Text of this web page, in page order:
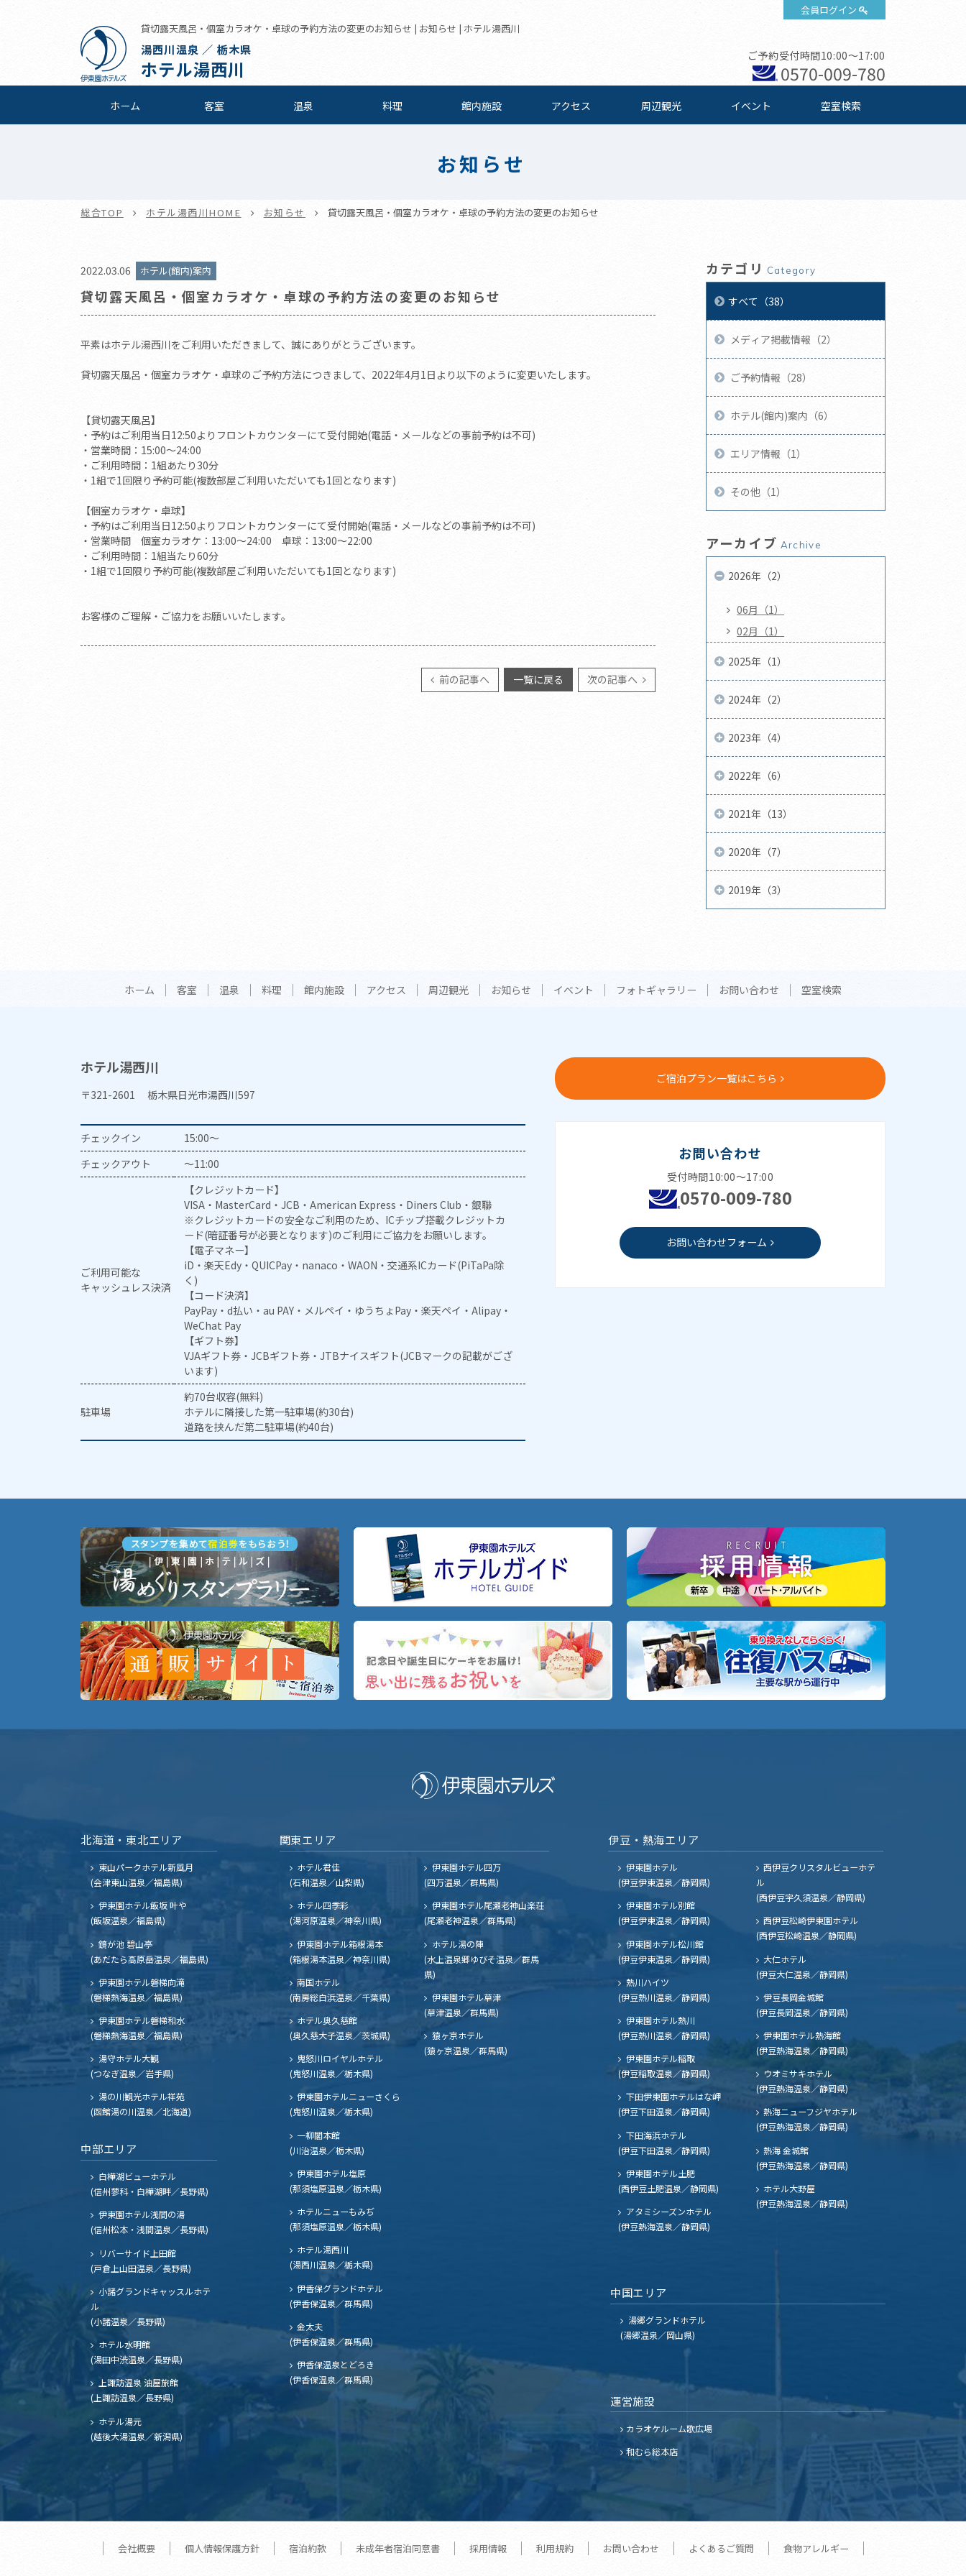
会員ログイン
貸切露天風呂・個室カラオケ・卓球の予約方法の変更のお知らせ | お知らせ | ホテル湯西川
湯西川温泉 ／ 栃木県
ホテル湯西川
ご予約受付時間10:00～17:00
0570-009-780
ホーム 客室 温泉 料理 館内施設 アクセス 周辺観光 イベント 空室検索
お知らせ
総合TOP ホテル湯西川HOME お知らせ 貸切露天風呂・個室カラオケ・卓球の予約方法の変更のお知らせ
2022.03.06 ホテル(館内)案内
貸切露天風呂・個室カラオケ・卓球の予約方法の変更のお知らせ
平素はホテル湯西川をご利用いただきまして、誠にありがとうございます。
貸切露天風呂・個室カラオケ・卓球のご予約方法につきまして、2022年4月1日より以下のように変更いたします。
【貸切露天風呂】
・予約はご利用当日12:50よりフロントカウンターにて受付開始(電話・メールなどの事前予約は不可)
・営業時間：15:00～24:00
・ご利用時間：1組あたり30分
・1組で1回限り予約可能(複数部屋ご利用いただいても1回となります)
【個室カラオケ・卓球】
・予約はご利用当日12:50よりフロントカウンターにて受付開始(電話・メールなどの事前予約は不可)
・営業時間 個室カラオケ：13:00～24:00 卓球：13:00～22:00
・ご利用時間：1組当たり60分
・1組で1回限り予約可能(複数部屋ご利用いただいても1回となります)
お客様のご理解・ご協力をお願いいたします。
前の記事へ 一覧に戻る 次の記事へ
カテゴリ Category
すべて（38）
メディア掲載情報（2）
ご予約情報（28）
ホテル(館内)案内（6）
エリア情報（1）
その他（1）
アーカイブ Archive
2026年（2）
06月（1）
02月（1）
2025年（1）
2024年（2）
2023年（4）
2022年（6）
2021年（13）
2020年（7）
2019年（3）
ホーム 客室 温泉 料理 館内施設 アクセス 周辺観光 お知らせ イベント フォトギャラリー お問い合わせ 空室検索
ホテル湯西川
〒321-2601 栃木県日光市湯西川597
チェックイン
15:00～
チェックアウト
～11:00
ご利用可能な
キャッシュレス決済
【クレジットカード】
VISA・MasterCard・JCB・American Express・Diners Club・銀聯
※クレジットカードの安全なご利用のため、ICチップ搭載クレジットカ
ード(暗証番号が必要となります)のご利用にご協力をお願いします。
【電子マネー】
iD・楽天Edy・QUICPay・nanaco・WAON・交通系ICカード(PiTaPa除
く)
【コード決済】
PayPay・d払い・au PAY・メルペイ・ゆうちょPay・楽天ペイ・Alipay・
WeChat Pay
【ギフト券】
VJAギフト券・JCBギフト券・JTBナイスギフト(JCBマークの記載がござ
います)
駐車場
約70台収容(無料)
ホテルに隣接した第一駐車場(約30台)
道路を挟んだ第二駐車場(約40台)
ご宿泊プラン一覧はこちら
お問い合わせ
受付時間10:00～17:00
0570-009-780
お問い合わせフォーム
北海道・東北エリア
東山パークホテル新風月
(会津東山温泉／福島県)
伊東園ホテル飯坂 叶や
(飯坂温泉／福島県)
鏡が池 碧山亭
(あだたら高原岳温泉／福島県)
伊東園ホテル磐梯向滝
(磐梯熱海温泉／福島県)
伊東園ホテル磐梯和水
(磐梯熱海温泉／福島県)
湯守ホテル大観
(つなぎ温泉／岩手県)
湯の川観光ホテル祥苑
(函館湯の川温泉／北海道)
中部エリア
白樺湖ビューホテル
(信州蓼科・白樺湖畔／長野県)
伊東園ホテル浅間の湯
(信州松本・浅間温泉／長野県)
リバーサイド上田館
(戸倉上山田温泉／長野県)
小諸グランドキャッスルホテ
ル
(小諸温泉／長野県)
ホテル水明館
(湯田中渋温泉／長野県)
上諏訪温泉 油屋旅館
(上諏訪温泉／長野県)
ホテル湯元
(越後大湯温泉／新潟県)
関東エリア
ホテル君佳
(石和温泉／山梨県)
ホテル四季彩
(湯河原温泉／神奈川県)
伊東園ホテル箱根湯本
(箱根湯本温泉／神奈川県)
南国ホテル
(南房総白浜温泉／千葉県)
ホテル奥久慈館
(奥久慈大子温泉／茨城県)
鬼怒川ロイヤルホテル
(鬼怒川温泉／栃木県)
伊東園ホテルニューさくら
(鬼怒川温泉／栃木県)
一柳閣本館
(川治温泉／栃木県)
伊東園ホテル塩原
(那須塩原温泉／栃木県)
ホテルニューもみぢ
(那須塩原温泉／栃木県)
ホテル湯西川
(湯西川温泉／栃木県)
伊香保グランドホテル
(伊香保温泉／群馬県)
金太夫
(伊香保温泉／群馬県)
伊香保温泉とどろき
(伊香保温泉／群馬県)
伊東園ホテル四万
(四万温泉／群馬県)
伊東園ホテル尾瀬老神山楽荘
(尾瀬老神温泉／群馬県)
ホテル湯の陣
(水上温泉郷ゆびそ温泉／群馬
県)
伊東園ホテル草津
(草津温泉／群馬県)
猿ヶ京ホテル
(猿ヶ京温泉／群馬県)
伊豆・熱海エリア
伊東園ホテル
(伊豆伊東温泉／静岡県)
伊東園ホテル別館
(伊豆伊東温泉／静岡県)
伊東園ホテル松川館
(伊豆伊東温泉／静岡県)
熱川ハイツ
(伊豆熱川温泉／静岡県)
伊東園ホテル熱川
(伊豆熱川温泉／静岡県)
伊東園ホテル稲取
(伊豆稲取温泉／静岡県)
下田伊東園ホテルはな岬
(伊豆下田温泉／静岡県)
下田海浜ホテル
(伊豆下田温泉／静岡県)
伊東園ホテル土肥
(西伊豆土肥温泉／静岡県)
西伊豆クリスタルビューホテ
ル
(西伊豆宇久須温泉／静岡県)
西伊豆松崎伊東園ホテル
(西伊豆松崎温泉／静岡県)
大仁ホテル
(伊豆大仁温泉／静岡県)
伊豆長岡金城館
(伊豆長岡温泉／静岡県)
伊東園ホテル熱海館
(伊豆熱海温泉／静岡県)
ウオミサキホテル
(伊豆熱海温泉／静岡県)
熱海ニューフジヤホテル
(伊豆熱海温泉／静岡県)
熱海 金城館
(伊豆熱海温泉／静岡県)
ホテル大野屋
(伊豆熱海温泉／静岡県)
アタミシーズンホテル
(伊豆熱海温泉／静岡県)
中国エリア
湯郷グランドホテル
(湯郷温泉／岡山県)
運営施設
カラオケルーム歌広場
和むら総本店
会社概要 個人情報保護方針 宿泊約款 未成年者宿泊同意書 採用情報 利用規約 お問い合わせ よくあるご質問 食物アレルギー